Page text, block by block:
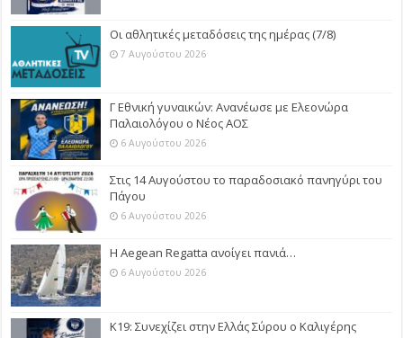
Οι αθλητικές μεταδόσεις της ημέρας (7/8)
7 Αυγούστου 2026
Γ Εθνική γυναικών: Ανανέωσε με Ελεονώρα
Παλαιολόγου ο Νέος ΑΟΣ
6 Αυγούστου 2026
Στις 14 Αυγούστου το παραδοσιακό πανηγύρι του
Πάγου
6 Αυγούστου 2026
Η Aegean Regatta ανοίγει πανιά…
6 Αυγούστου 2026
Κ19: Συνεχίζει στην Ελλάς Σύρου ο Καλιγέρης